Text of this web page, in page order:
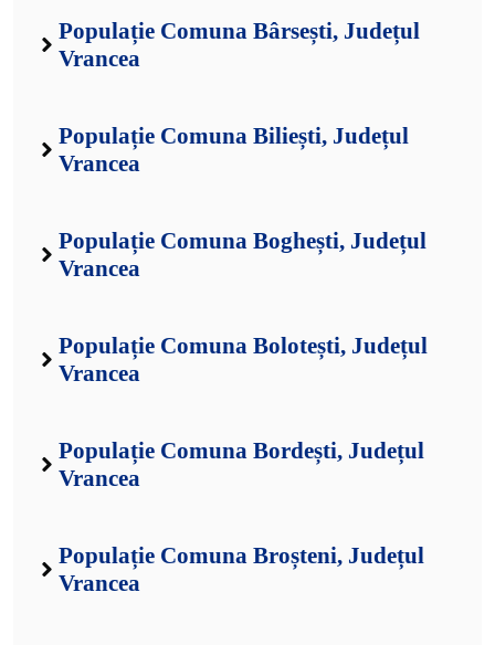
Populație Comuna Bârsești, Județul
Vrancea
Populație Comuna Biliești, Județul
Vrancea
Populație Comuna Boghești, Județul
Vrancea
Populație Comuna Bolotești, Județul
Vrancea
Populație Comuna Bordești, Județul
Vrancea
Populație Comuna Broșteni, Județul
Vrancea